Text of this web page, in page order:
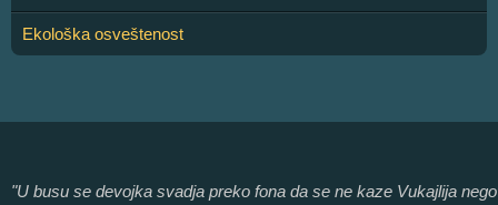
Ekološka osveštenost
"U busu se devojka svadja preko fona da se ne kaze Vukajlija nego